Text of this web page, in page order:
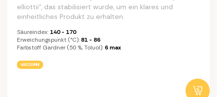
elliottii“, das stabilisiert wurde, um ein klares und
einheitliches Produkt zu erhalten.
Säureindex: 140 - 170
Erweichungspunkt (°C): 81 - 86
Farbstoff Gardner (50 %, Toluol): 6 max
HARZGUMMI